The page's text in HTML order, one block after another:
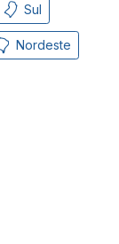
Sul
Nordeste